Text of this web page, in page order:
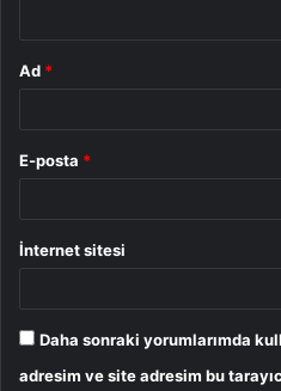
Ad *
E-posta *
İnternet sitesi
Daha sonraki yorumlarımda
adresim ve site adresim bu